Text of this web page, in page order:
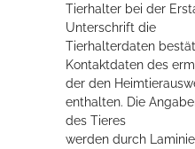
Tierhalter bei der
Unterschrift die
Tierhalterdaten
Kontaktdaten des
der den
enthalten. Die
des Tieres
werden durch